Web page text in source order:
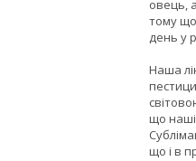
овець,
тому що
день у
Наша
що наші
що і в